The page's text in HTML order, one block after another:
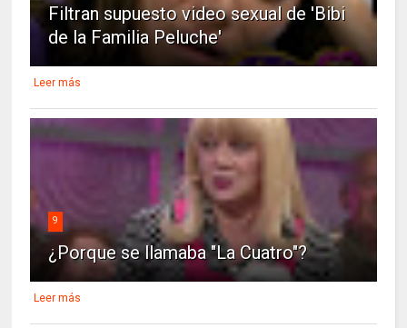
Filtran supuesto video sexual de 'Bibi
de la Familia Peluche'
Leer más
9
¿Porque se llamaba "La Cuatro"?
Leer más